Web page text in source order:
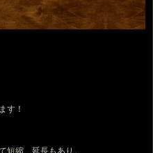
す！
縮、延長もあり。